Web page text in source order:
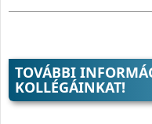
TOVÁBBI
KOLLÉGÁINKAT!